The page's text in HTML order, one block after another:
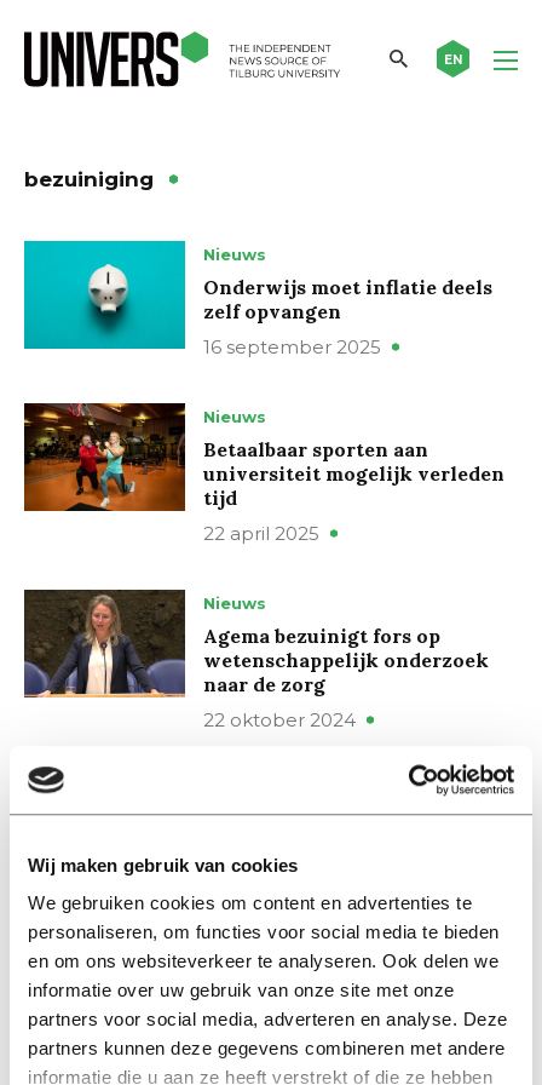
Wij maken gebruik van cookies
We gebruiken cookies om content en advertenties te
personaliseren, om functies voor social media te bieden
en om ons websiteverkeer te analyseren. Ook delen we
informatie over uw gebruik van onze site met onze
partners voor social media, adverteren en analyse. Deze
partners kunnen deze gegevens combineren met andere
informatie die u aan ze heeft verstrekt of die ze hebben
EN
bezuiniging
Nieuws
Onderwijs moet inflatie deels
zelf opvangen
16 september 2025
Nieuws
Betaalbaar sporten aan
universiteit mogelijk verleden
tijd
22 april 2025
Nieuws
Agema bezuinigt fors op
wetenschappelijk onderzoek
naar de zorg
22 oktober 2024
Acties tegen nieuwe regering:
sluiten’
07 juni 2024
Voorjaarsnota: ook hoger
onderwijs moet inleveren
01 mei 2023